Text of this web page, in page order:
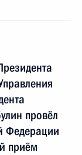
провёл
Федерации
приём